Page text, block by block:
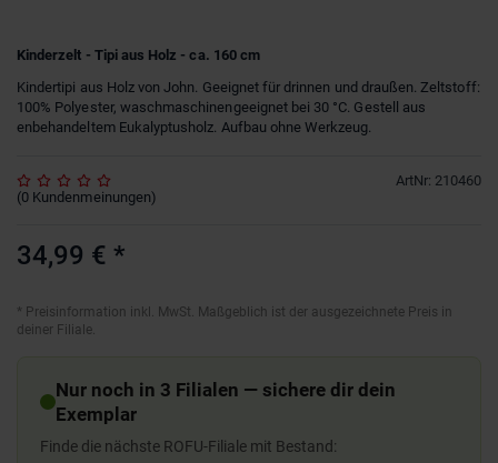
Kinderzelt - Tipi aus Holz - ca. 160 cm
Kindertipi aus Holz von John. Geeignet für drinnen und draußen. Zeltstoff:
100% Polyester, waschmaschinengeeignet bei 30 °C. Gestell aus
enbehandeltem Eukalyptusholz. Aufbau ohne Werkzeug.
ArtNr: 210460
(0 Kundenmeinungen)
34,99 € *
* Preisinformation inkl. MwSt. Maßgeblich ist der ausgezeichnete Preis in
deiner Filiale.
Nur noch in 3 Filialen — sichere dir dein
Exemplar
Finde die nächste ROFU-Filiale mit Bestand: